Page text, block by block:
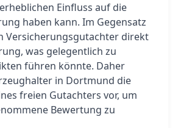
Einfluss auf die
haben kann. Im Gegensatz
Versicherungsgutachter direkt
was gelegentlich zu
führen könnte. Daher
in Dortmund die
freien Gutachters vor, um
Bewertung zu